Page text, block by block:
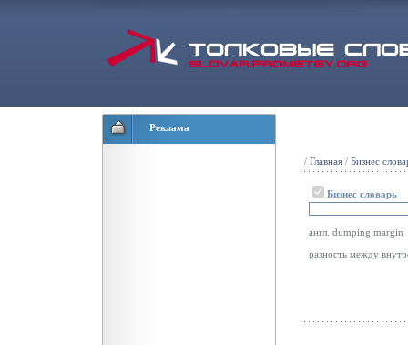
Реклама
/ Главная / Бизнес
Бизнес словарь
англ. dumping margin
разность между